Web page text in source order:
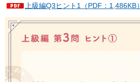
上級編Q3ヒント1（PDF：1,486KB）